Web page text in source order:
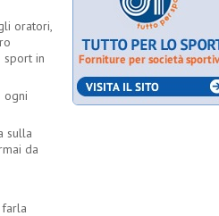
oratori,
sport in
ogni
sulla
da